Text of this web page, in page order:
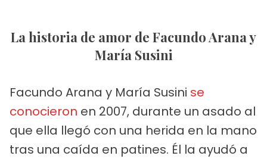
La historia de amor de Facundo Arana y
María Susini
Facundo Arana y María Susini se
conocieron en 2007, durante un asado al
que ella llegó con una herida en la mano
tras una caída en patines. Él la ayudó a